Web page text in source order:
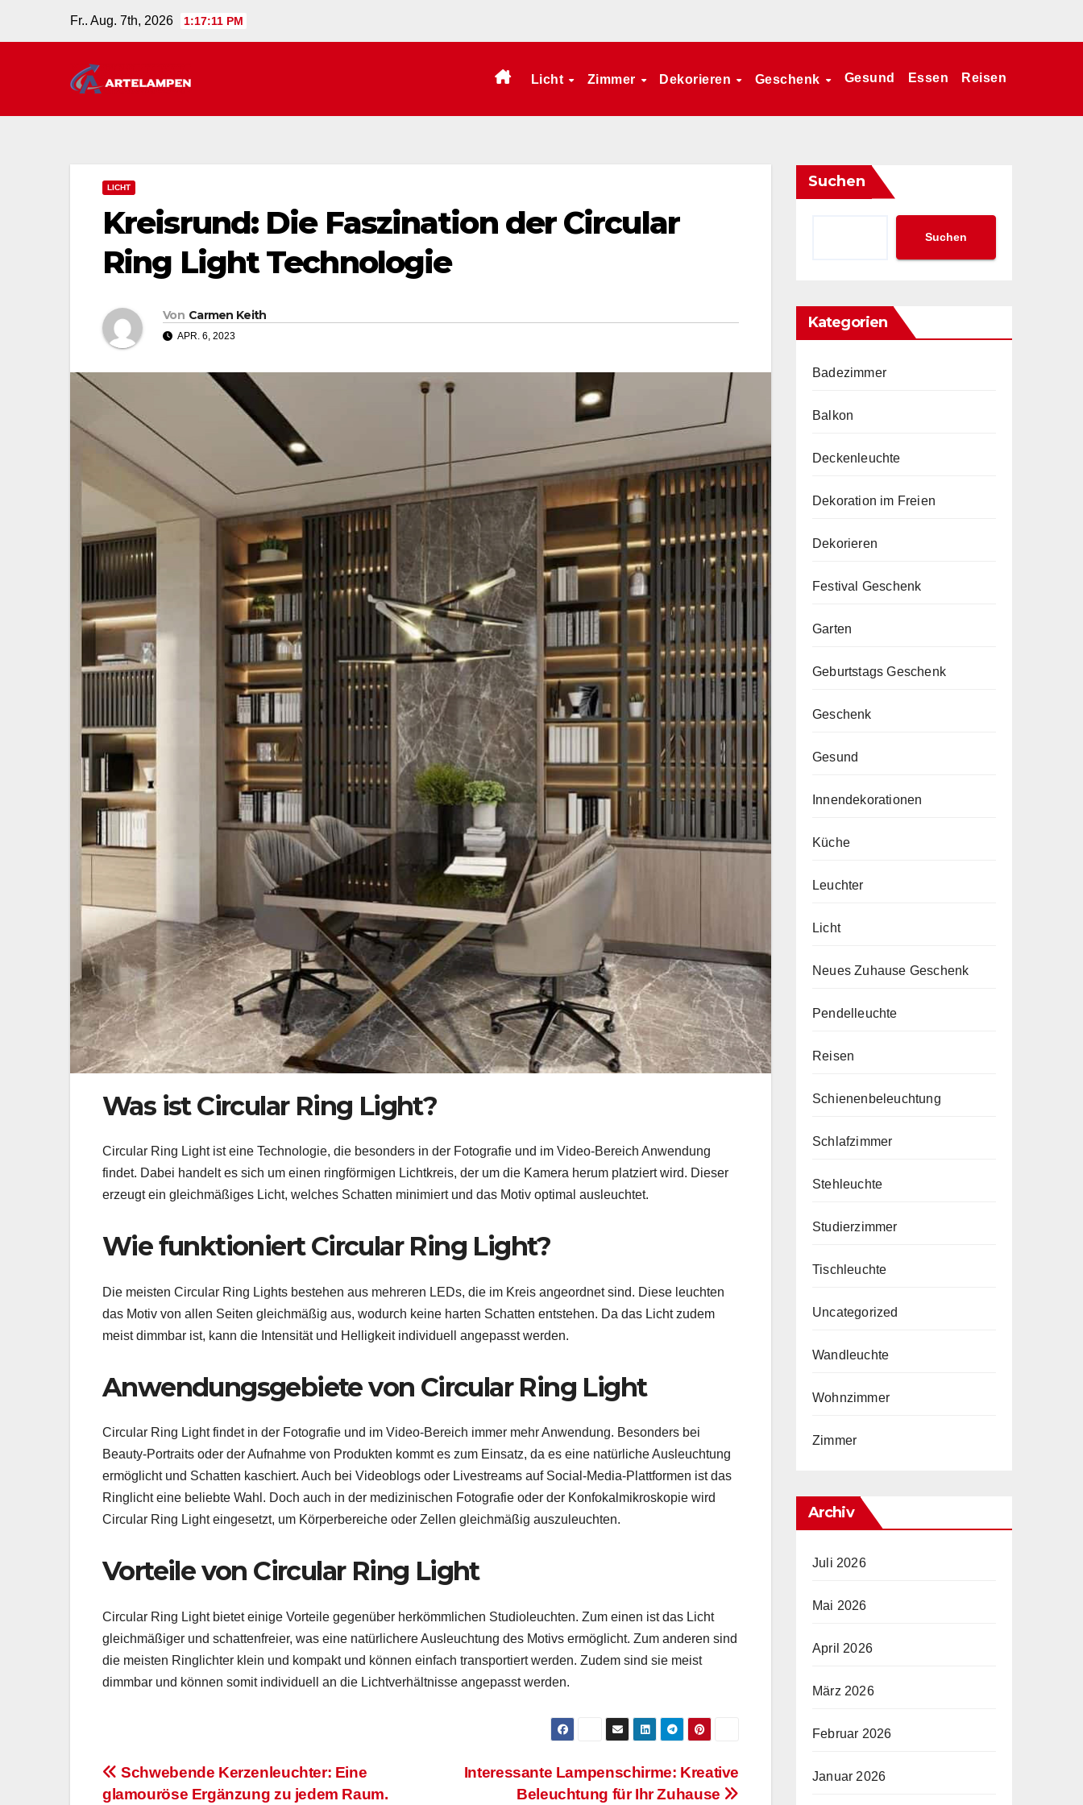
Fr.. Aug. 7th, 2026 1:17:12 PM
Licht Zimmer Dekorieren Geschenk Gesund Essen Reisen
LICHT
Kreisrund: Die Faszination der Circular
Ring Light Technologie
Von Carmen Keith
APR. 6, 2023
Was ist Circular Ring Light?
Circular Ring Light ist eine Technologie, die besonders in der Fotografie und im Video-Bereich Anwendung
findet. Dabei handelt es sich um einen ringförmigen Lichtkreis, der um die Kamera herum platziert wird. Dieser
erzeugt ein gleichmäßiges Licht, welches Schatten minimiert und das Motiv optimal ausleuchtet.
Wie funktioniert Circular Ring Light?
Die meisten Circular Ring Lights bestehen aus mehreren LEDs, die im Kreis angeordnet sind. Diese leuchten
das Motiv von allen Seiten gleichmäßig aus, wodurch keine harten Schatten entstehen. Da das Licht zudem
meist dimmbar ist, kann die Intensität und Helligkeit individuell angepasst werden.
Anwendungsgebiete von Circular Ring Light
Circular Ring Light findet in der Fotografie und im Video-Bereich immer mehr Anwendung. Besonders bei
Beauty-Portraits oder der Aufnahme von Produkten kommt es zum Einsatz, da es eine natürliche Ausleuchtung
ermöglicht und Schatten kaschiert. Auch bei Videoblogs oder Livestreams auf Social-Media-Plattformen ist das
Ringlicht eine beliebte Wahl. Doch auch in der medizinischen Fotografie oder der Konfokalmikroskopie wird
Circular Ring Light eingesetzt, um Körperbereiche oder Zellen gleichmäßig auszuleuchten.
Vorteile von Circular Ring Light
Circular Ring Light bietet einige Vorteile gegenüber herkömmlichen Studioleuchten. Zum einen ist das Licht
gleichmäßiger und schattenfreier, was eine natürlichere Ausleuchtung des Motivs ermöglicht. Zum anderen sind
die meisten Ringlichter klein und kompakt und können einfach transportiert werden. Zudem sind sie meist
dimmbar und können somit individuell an die Lichtverhältnisse angepasst werden.
Beitragsnavigation
Interessante Lampenschirme: Kreative
Beleuchtung für Ihr Zuhause
Schwebende Kerzenleuchter: Eine
glamouröse Ergänzung zu jedem Raum.
Suchen
Suchen
Kategorien
Badezimmer
Balkon
Deckenleuchte
Dekoration im Freien
Dekorieren
Festival Geschenk
Garten
Geburtstags Geschenk
Geschenk
Gesund
Innendekorationen
Küche
Leuchter
Licht
Neues Zuhause Geschenk
Pendelleuchte
Reisen
Schienenbeleuchtung
Schlafzimmer
Stehleuchte
Studierzimmer
Tischleuchte
Uncategorized
Wandleuchte
Wohnzimmer
Zimmer
Archiv
Juli 2026
Mai 2026
April 2026
März 2026
Februar 2026
Januar 2026